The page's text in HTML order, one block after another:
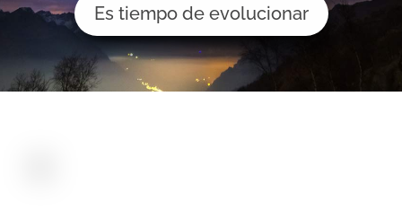
Es tiempo de evolucionar